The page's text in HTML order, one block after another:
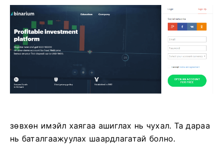
зөвхөн имэйл хаягаа ашиглах нь чухал. Та дараа
нь баталгаажуулах шаардлагатай болно.